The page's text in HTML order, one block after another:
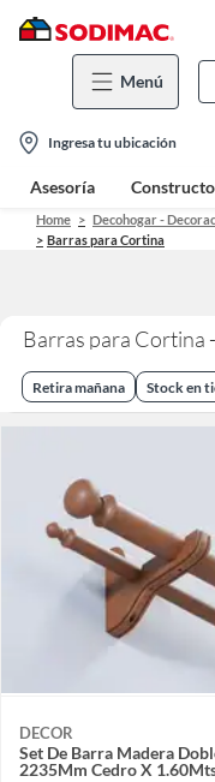
Menú
location-
icon
Ingresa tu ubicación
Asesoría
Home Decohogar -
Barras para Cortina
Barras para Cortina
Retira mañana Stock en
DECOR
Set De Barra Madera
2235Mm Cedro X